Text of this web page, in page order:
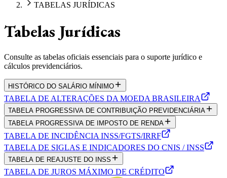
TABELAS JURÍDICAS
Tabelas Jurídicas
Consulte as tabelas oficiais essenciais para o suporte jurídico e
cálculos previdenciários.
HISTÓRICO DO SALÁRIO MÍNIMO
TABELA DE ALTERAÇÕES DA MOEDA BRASILEIRA
TABELA PROGRESSIVA DE CONTRIBUIÇÃO PREVIDENCIÁRIA
TABELA PROGRESSIVA DE IMPOSTO DE RENDA
TABELA DE INCIDÊNCIA INSS/FGTS/IRRF
TABELA DE SIGLAS E INDICADORES DO CNIS / INSS
TABELA DE REAJUSTE DO INSS
TABELA DE JUROS MÁXIMO DE CRÉDITO